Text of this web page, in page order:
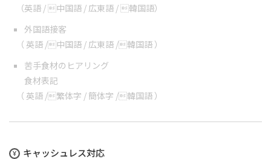
（英語 /中国語 / 広東語 /韓国語）
外国語接客
（ 英語 /中国語 / 広東語 /韓国語 ）
苦手食材のヒアリング
食材表記
（ 英語 /繁体字 / 簡体字 /韓国語 ）
キャッシュレス対応